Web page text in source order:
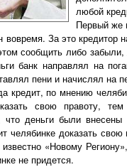
любой
Первый же
вовремя. За это кредитор
сообщить либо
банк направлял на
пени и начислял на
кредит, по мнению
свою правоту,
деньги были
челябинке доказать
«Новому
не придется.